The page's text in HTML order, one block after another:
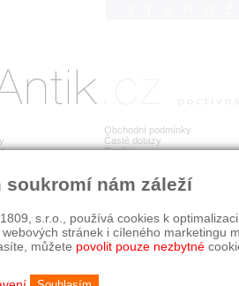
Obchodní podmínky
Časté dotazy
Ceník
položky č. 179 649 Zlaté
soukromí nám záleží
s.r.o., používá cookies k
stránek i cíleného marketingu
můžete povolit pouze nezbytné